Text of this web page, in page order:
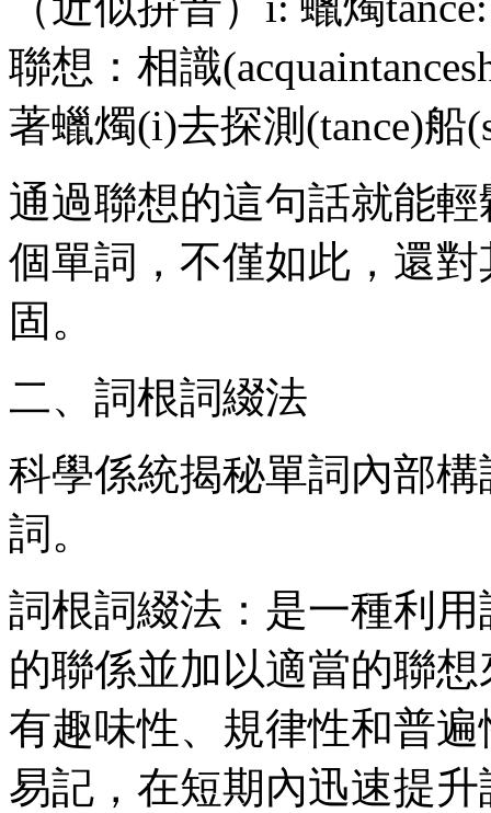
聯想：相識
著蠟燭(i)去探測(tance)船
通過聯想的這句話就能
個單詞，不僅如此，還
固。
二、詞根詞綴法
科學係統揭秘單詞內部
詞。
詞根詞綴法：是一種利
的聯係並加以適當的聯
有趣味性、規律性和普
易記，在短期內迅速提